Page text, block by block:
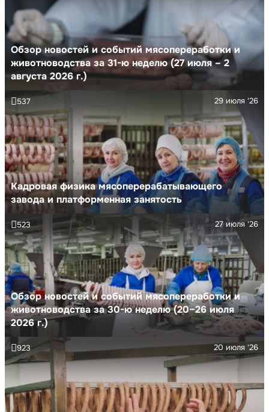
Обзор новостей и событий мясопереработки и
животноводства за 31-ю неделю (27 июля – 2
августа 2026 г.)
Кадровая физика мясоперерабатывающего
завода и платформенная занятость
29 июля '26
537
Обзор новостей и событий мясопереработки и
животноводства за 30-ю неделю (20–26 июля
2026 г.)
27 июля '26
523
20 июля '26
923